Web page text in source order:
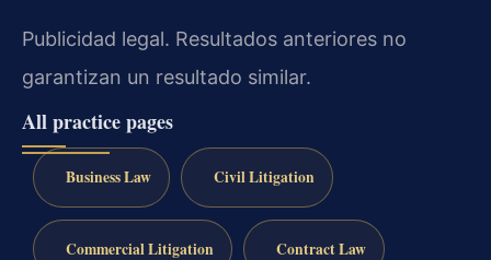
Publicidad legal. Resultados anteriores no
garantizan un resultado similar.
All practice pages
Business Law Civil Litigation
Commercial Litigation Contract Law